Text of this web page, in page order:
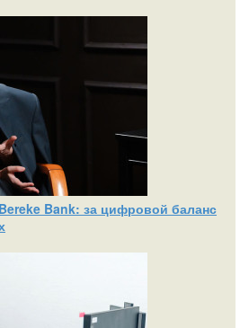
Bank: за цифровой баланс